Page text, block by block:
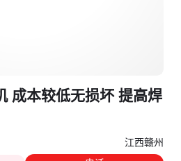
成本较低无损坏 提高焊
江西赣州